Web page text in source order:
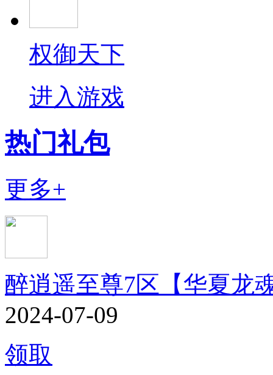
权御天下
进入游戏
热门礼包
更多+
醉逍遥至尊7区【华夏龙
2024-07-09
领取